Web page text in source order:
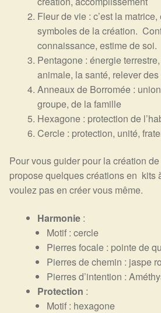
Fleur de vie : c’est la
symboles de la création.
connaissance, estime de soi.
Pentagone : énergie
animale, la santé, relever
Anneaux de Borromée :
groupe, de la famille
Hexagone : protection de
Cercle : protection, unité,
Pour vous guider pour la création
propose quelques créations en kits
voulez pas en créer vous même.
Harmonie :
Motif : cercle
Pierres focale : pointe de
Pierres de chemin : jaspe
Pierres d’intention :
Protection :
Motif : hexagone